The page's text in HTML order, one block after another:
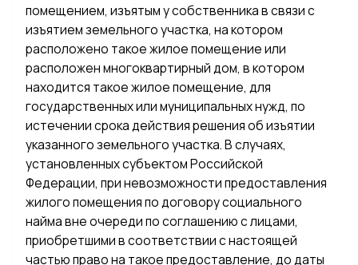
помещением, изъятым у собственника в связи с
изъятием земельного участка, на котором
расположено такое жилое помещение или
расположен многоквартирный дом, в котором
находится такое жилое помещение, для
государственных или муниципальных нужд, по
истечении срока действия решения об изъятии
указанного земельного участка. В случаях,
установленных субъектом Российской
Федерации, при невозможности предоставления
жилого помещения по договору социального
найма вне очереди по соглашению с лицами,
приобретшими в соответствии с настоящей
частью право на такое предоставление, до даты